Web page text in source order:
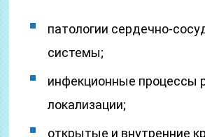
патологии сердечно-
системы;
инфекционные процессы
локализации;
открытые и внутренние